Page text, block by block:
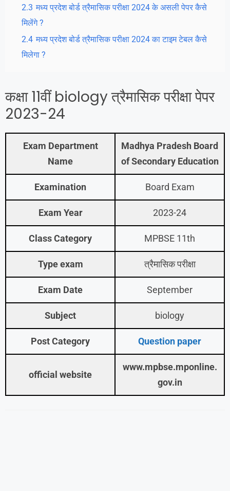
2.3 मध्य प्रदेश बोर्ड त्रैमासिक परीक्षा 2024 के असली पेपर कैसे
मिलेंगे ?
2.4 मध्य प्रदेश बोर्ड त्रैमासिक परीक्षा 2024 का टाइम टेबल कैसे
मिलेगा ?
कक्षा 11वीं biology त्रैमासिक परीक्षा पेपर
2023-24
Exam Department
Name
Madhya Pradesh Board
of Secondary Education
Examination Board Exam
Exam Year 2023-24
Class Category MPBSE 11th
Type exam त्रैमासिक परीक्षा
Exam Date September
Subject biology
Post Category Question paper
official website
www.mpbse.mponline.
gov.in